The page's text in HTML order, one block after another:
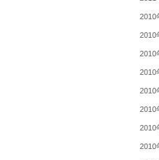
2010
2010
2010
2010
2010
2010
2010
2010